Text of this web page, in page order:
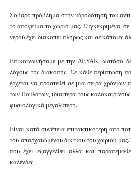
Σοβαρό πρόβλημα στην υδροδότησή του
το απόγευμα το χωριό μας. Συγκεκριμένα, σε
νερού έχει διακοπεί πλήρως και σε κάποιες
Επικοινωνήσαμε με την ΔΕΥΑΚ, ωστόσο
λόγους της διακοπής. Σε κάθε περίπτωση
έρχεται να προστεθεί σε μια σειρά
των Πουλάτων, ιδιαίτερα τους
φυσιολογικά μεγαλύτερη.
Είναι κατά συνέπεια επιτακτικότερη από
του απαρχαιωμένου δικτύου του χωριού
που έχει εξαγγελθεί αλλά και
καλένδες…